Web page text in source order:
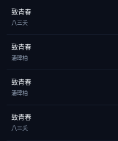
致青春
八三夭
致青春
潘瑋柏
致青春
潘瑋柏
致青春
八三夭